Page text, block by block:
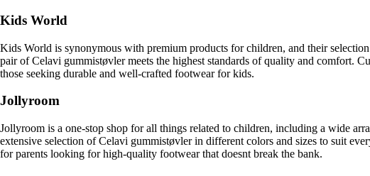
Kids World
Kids World is synonymous with premium products for children, and their
pair of Celavi gummistøvler meets the highest standards of quality and comfort.
those seeking durable and well-crafted footwear for kids.
Jollyroom
Jollyroom is a one-stop shop for all things related to children, including a wide
extensive selection of Celavi gummistøvler in different colors and sizes to suit
for parents looking for high-quality footwear that doesnt break the bank.